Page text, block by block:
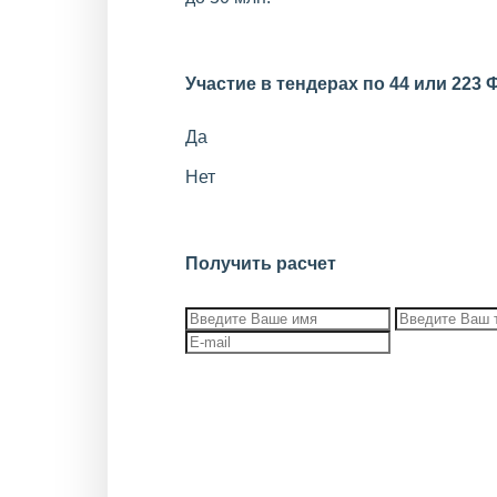
Участие в тендерах по 44 или 223
Да
Нет
Получить расчет